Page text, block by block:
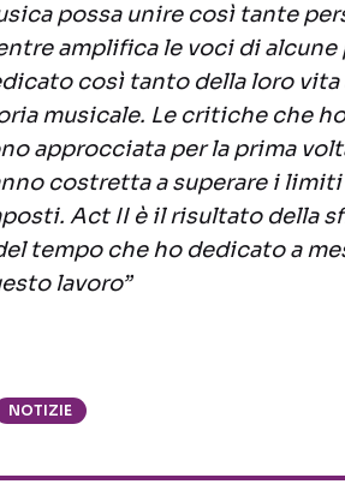
possa unire così tante
amplifica le voci di alcune
così tanto della loro vita
musicale. Le critiche che
approcciata per la prima
costretta a superare i
Act II è il risultato della
tempo che ho dedicato a
lavoro”
NOTIZIE